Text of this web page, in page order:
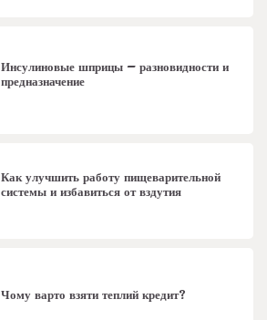
Инсулиновые шприцы – разновидности и
предназначение
Как улучшить работу пищеварительной
системы и избавиться от вздутия
Чому варто взяти теплий кредит?